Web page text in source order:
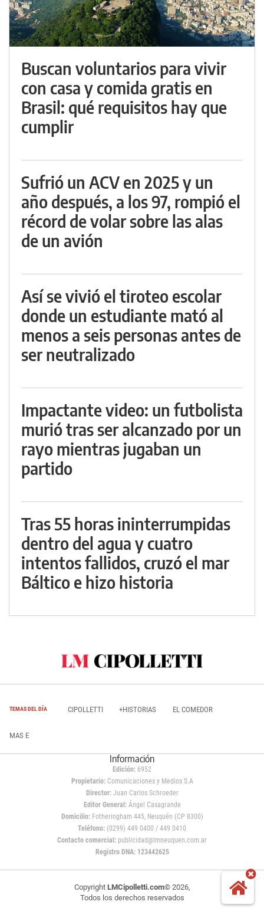
Buscan voluntarios para vivir
con casa y comida gratis en
Brasil: qué requisitos hay que
cumplir
Sufrió un ACV en 2025 y un
año después, a los 97, rompió el
récord de volar sobre las alas
de un avión
Así se vivió el tiroteo escolar
donde un estudiante mató al
menos a seis personas antes de
ser neutralizado
Impactante video: un futbolista
murió tras ser alcanzado por un
rayo mientras jugaban un
partido
Tras 55 horas ininterrumpidas
dentro del agua y cuatro
intentos fallidos, cruzó el mar
Báltico e hizo historia
TEMAS DEL DÍA CIPOLLETTI +HISTORIAS EL COMEDOR
MAS E
Información
Edición: 6952
Propietario:Comunicaciones y Medios S.A
Director: Juan Carlos Schroeder
Editor General:Ángel Casagrande
Domicilio:Fotheringham 445, Neuquén (CP 8300)
Teléfono: (0299) 449 0400 / 449 0410
Contacto comercial: publicidad@lmneuquen.com.ar
Registro DNA: 123442625
Copyright LMCipolletti.com© 2026,
Todos los derechos reservados